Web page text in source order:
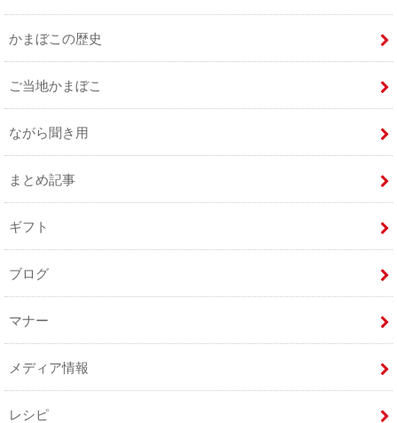
かまぼこの歴史
ご当地かまぼこ
ながら聞き用
まとめ記事
ギフト
ブログ
マナー
メディア情報
レシピ